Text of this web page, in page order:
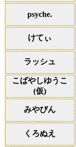
psyche.
けてぃ
ラッシュ
こばやしゆうこ
(仮)
みやびん
くろぬえ